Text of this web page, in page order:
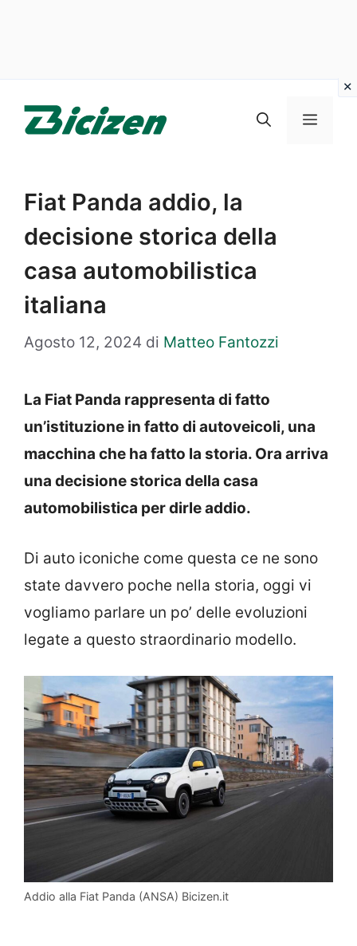
Menu
Fiat Panda addio, la
decisione storica della
casa automobilistica
italiana
Agosto 12, 2024 di Matteo Fantozzi
La Fiat Panda rappresenta di fatto
un’istituzione in fatto di autoveicoli, una
macchina che ha fatto la storia. Ora arriva
una decisione storica della casa
automobilistica per dirle addio.
Di auto iconiche come questa ce ne sono
state davvero poche nella storia, oggi vi
vogliamo parlare un po’ delle evoluzioni
legate a questo straordinario modello.
Addio alla Fiat Panda (ANSA) Bicizen.it